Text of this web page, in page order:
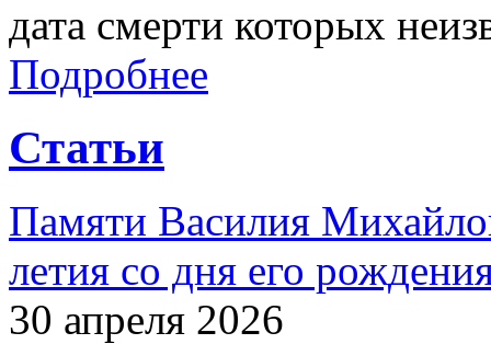
дата смерти которых
Подробнее
Статьи
Памяти Василия
летия со дня его
30 апреля 2026